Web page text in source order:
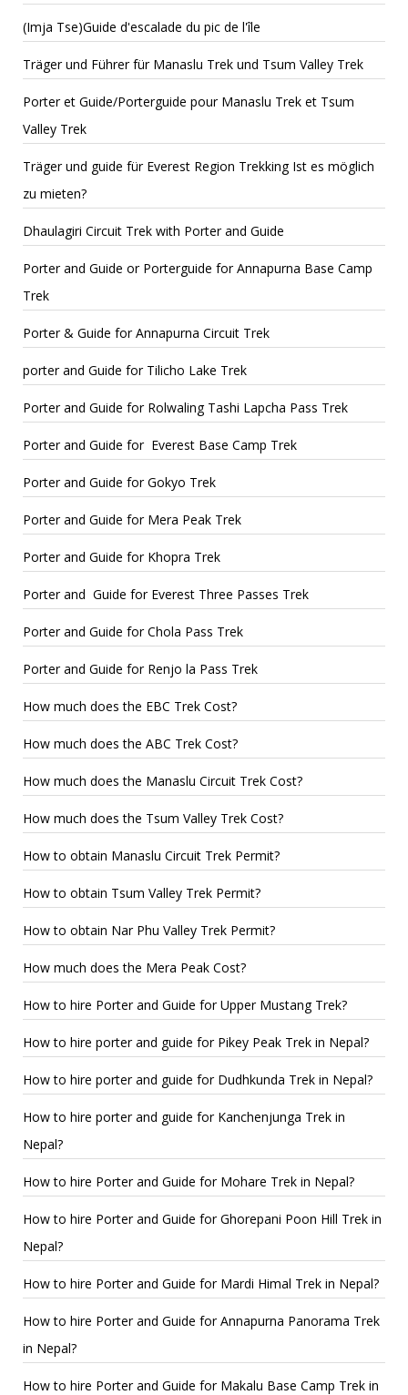
(Imja Tse)Guide d'escalade du pic de l'île
Träger und Führer für Manaslu Trek und Tsum Valley Trek
Porter et Guide/Porterguide pour Manaslu Trek et Tsum
Valley Trek
Träger und guide für Everest Region Trekking Ist es möglich
zu mieten?
Dhaulagiri Circuit Trek with Porter and Guide
Porter and Guide or Porterguide for Annapurna Base Camp
Trek
Porter & Guide for Annapurna Circuit Trek
porter and Guide for Tilicho Lake Trek
Porter and Guide for Rolwaling Tashi Lapcha Pass Trek
Porter and Guide for Everest Base Camp Trek
Porter and Guide for Gokyo Trek
Porter and Guide for Mera Peak Trek
Porter and Guide for Khopra Trek
Porter and Guide for Everest Three Passes Trek
Porter and Guide for Chola Pass Trek
Porter and Guide for Renjo la Pass Trek
How much does the EBC Trek Cost?
How much does the ABC Trek Cost?
How much does the Manaslu Circuit Trek Cost?
How much does the Tsum Valley Trek Cost?
How to obtain Manaslu Circuit Trek Permit?
How to obtain Tsum Valley Trek Permit?
How to obtain Nar Phu Valley Trek Permit?
How much does the Mera Peak Cost?
How to hire Porter and Guide for Upper Mustang Trek?
How to hire porter and guide for Pikey Peak Trek in Nepal?
How to hire porter and guide for Dudhkunda Trek in Nepal?
How to hire porter and guide for Kanchenjunga Trek in
Nepal?
How to hire Porter and Guide for Mohare Trek in Nepal?
How to hire Porter and Guide for Ghorepani Poon Hill Trek in
Nepal?
How to hire Porter and Guide for Mardi Himal Trek in Nepal?
How to hire Porter and Guide for Annapurna Panorama Trek
in Nepal?
How to hire Porter and Guide for Makalu Base Camp Trek in